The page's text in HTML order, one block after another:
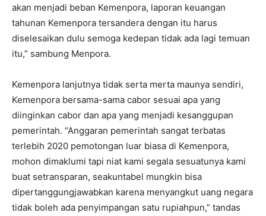
akan menjadi beban Kemenpora, laporan keuangan
tahunan Kemenpora tersandera dengan itu harus
diselesaikan dulu semoga kedepan tidak ada lagi temuan
itu,” sambung Menpora.
Kemenpora lanjutnya tidak serta merta maunya sendiri,
Kemenpora bersama-sama cabor sesuai apa yang
diinginkan cabor dan apa yang menjadi kesanggupan
pemerintah. “Anggaran pemerintah sangat terbatas
terlebih 2020 pemotongan luar biasa di Kemenpora,
mohon dimaklumi tapi niat kami segala sesuatunya kami
buat setransparan, seakuntabel mungkin bisa
dipertanggungjawabkan karena menyangkut uang negara
tidak boleh ada penyimpangan satu rupiahpun,” tandas